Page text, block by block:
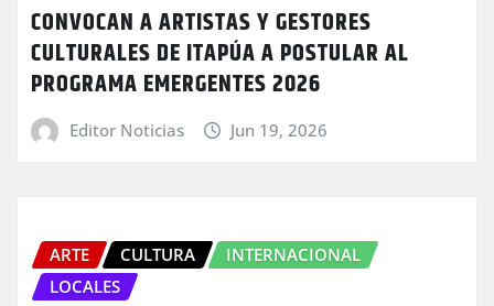
CONVOCAN A ARTISTAS Y GESTORES
CULTURALES DE ITAPÚA A POSTULAR AL
PROGRAMA EMERGENTES 2026
Editor Noticias Jun 19, 2026
ARTE CULTURA
INTERNACIONAL
LOCALES